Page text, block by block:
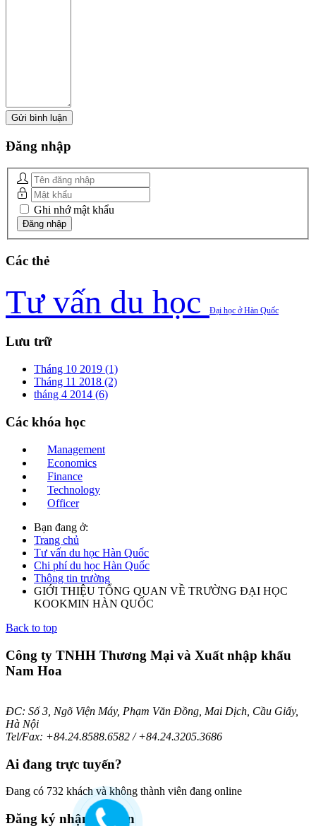
Đăng nhập
Ghi nhớ mật khẩu
Các thẻ
Tư vấn du học Đại học ở Hàn Quốc
Lưu trữ
Tháng 10 2019 (1)
Tháng 11 2018 (2)
tháng 4 2014 (6)
Các khóa học
Management
Economics
Finance
Technology
Officer
Bạn đang ở:
Trang chủ
Tư vấn du học Hàn Quốc
Chi phí du học Hàn Quốc
Thông tin trường
GIỚI THIỆU TỔNG QUAN VỀ TRƯỜNG ĐẠI HỌC
KOOKMIN HÀN QUỐC
Back to top
Công ty TNHH Thương Mại và Xuất nhập khẩu
Nam Hoa
ĐC: Số 3, Ngõ Viện Máy, Phạm Văn Đồng, Mai Dịch, Cầu Giấy,
Hà Nội
Tel/Fax: +84.24.8588.6582 / +84.24.3205.3686
Ai đang trực tuyến?
Đang có 732 khách và không thành viên đang online
Đăng ký nhận bản tin